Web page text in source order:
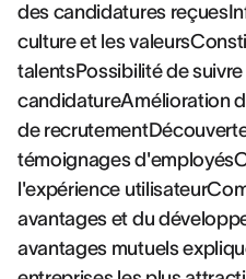
des candidatures
culture et les
talentsPossibilité de
candidatureAmélioration
de
témoignages
l'expérience
avantages et du
avantages mutuels